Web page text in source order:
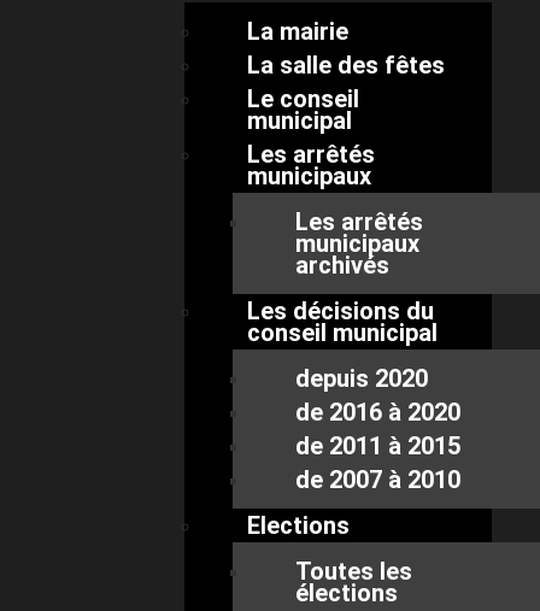
La mairie
La salle des fêtes
Le conseil
municipal
Les arrêtés
municipaux
Les arrêtés
municipaux
archivés
Les décisions du
conseil municipal
depuis 2020
de 2016 à 2020
de 2011 à 2015
de 2007 à 2010
Elections
Toutes les
élections